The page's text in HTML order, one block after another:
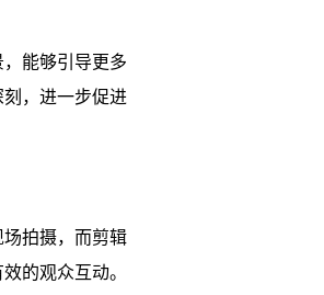
能够引导更多
，进一步促进
拍摄，而剪辑
的观众互动。